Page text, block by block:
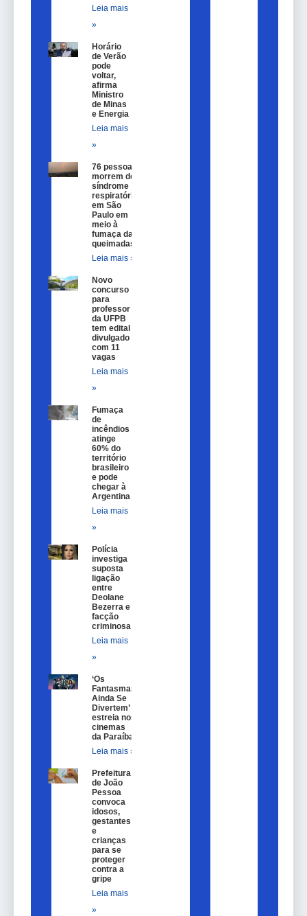
Leia mais
»
Horário
de Verão
pode
voltar,
afirma
Ministro
de Minas
e Energia
Leia mais
»
76 pessoas
morrem de
síndrome
respiratória
em São
Paulo em
meio à
fumaça das
queimadas
Leia mais »
Novo
concurso
para
professor
da UFPB
tem edital
divulgado
com 11
vagas
Leia mais
»
Fumaça
de
incêndios
atinge
60% do
território
brasileiro
e pode
chegar à
Argentina
Leia mais
»
Polícia
investiga
suposta
ligação
entre
Deolane
Bezerra e
facção
criminosa
Leia mais
»
‘Os
Fantasmas
Ainda Se
Divertem’
estreia nos
cinemas
da Paraíba
Leia mais »
Prefeitura
de João
Pessoa
convoca
idosos,
gestantes
e
crianças
para se
proteger
contra a
gripe
Leia mais
»